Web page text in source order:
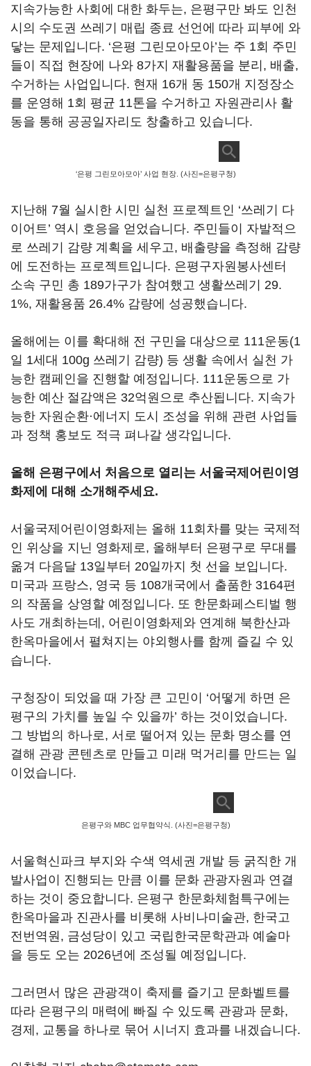
지속가능한 사회에 대한 화두는, 은평구만 봐도 인천
시의 수도권 쓰레기 매립 종료 선언에 따라 피부에 와
닿는 문제입니다. ‘은평 그린모아모아’는 주 1회 주민
들이 직접 현장에 나와 8가지 재활용품을 분리, 배출,
수거하는 사업입니다. 현재 16개 동 150개 지정장소
를 운영해 1회 평균 11톤을 수거하고 자원관리사 활
동을 통해 공공일자리도 창출하고 있습니다.
‘은평 그린모아모아’ 사업 현장. (사진=은평구청)
지난해 7월 실시한 시민 실천 프로젝트인 ‘쓰레기 다
이어트’ 역시 호응을 얻었습니다. 주민들이 자발적으
로 쓰레기 감량 계획을 세우고, 배출량을 측정해 감량
에 도전하는 프로젝트입니다. 은평구자원봉사센터
소속 구민 총 189가구가 참여했고 생활쓰레기 29.
1%, 재활용품 26.4% 감량에 성공했습니다.
올해에는 이를 확대해 전 구민을 대상으로 111운동(1
일 1세대 100g 쓰레기 감량) 등 생활 속에서 실천 가
능한 캠페인을 진행할 예정입니다. 111운동으로 가
능한 예산 절감액은 32억원으로 추산됩니다. 지속가
능한 자원순환·에너지 도시 조성을 위해 관련 사업들
과 정책 홍보도 적극 펴나갈 생각입니다.
올해 은평구에서 처음으로 열리는 서울국제어린이영
화제에 대해 소개해주세요.
서울국제어린이영화제는 올해 11회차를 맞는 국제적
인 위상을 지닌 영화제로, 올해부터 은평구로 무대를
옮겨 다음달 13일부터 20일까지 첫 선을 보입니다.
미국과 프랑스, 영국 등 108개국에서 출품한 3164편
의 작품을 상영할 예정입니다. 또 한문화페스티벌 행
사도 개최하는데, 어린이영화제와 연계해 북한산과
한옥마을에서 펼쳐지는 야외행사를 함께 즐길 수 있
습니다.
구청장이 되었을 때 가장 큰 고민이 ‘어떻게 하면 은
평구의 가치를 높일 수 있을까’ 하는 것이었습니다.
그 방법의 하나로, 서로 떨어져 있는 문화 명소를 연
결해 관광 콘텐츠로 만들고 미래 먹거리를 만드는 일
이었습니다.
은평구와 MBC 업무협약식. (사진=은평구청)
서울혁신파크 부지와 수색 역세권 개발 등 굵직한 개
발사업이 진행되는 만큼 이를 문화 관광자원과 연결
하는 것이 중요합니다. 은평구 한문화체험특구에는
한옥마을과 진관사를 비롯해 사비나미술관, 한국고
전번역원, 금성당이 있고 국립한국문학관과 예술마
을 등도 오는 2026년에 조성될 예정입니다.
그러면서 많은 관광객이 축제를 즐기고 문화벨트를
따라 은평구의 매력에 빠질 수 있도록 관광과 문화,
경제, 교통을 하나로 묶어 시너지 효과를 내겠습니다.